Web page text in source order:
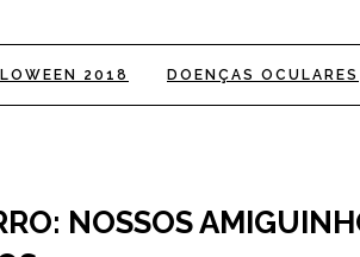
2018 DOENÇAS OCULARES
NOSSOS